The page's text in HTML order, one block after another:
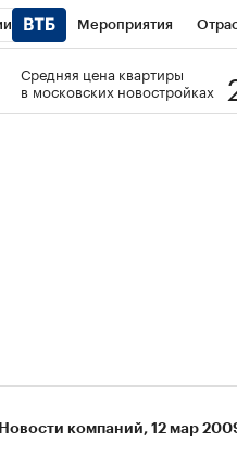
Мероприятия
РБК РБК
Средняя цена квартиры
в московских новостройках
Новости компаний⁠, 12 мар